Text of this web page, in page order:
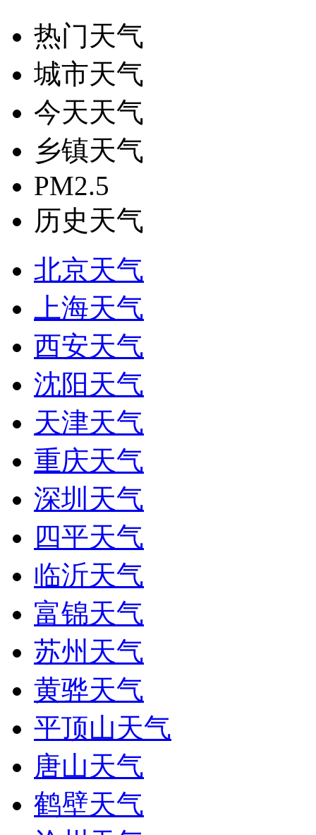
热门天气
城市天气
今天天气
乡镇天气
PM2.5
历史天气
北京天气
上海天气
西安天气
沈阳天气
天津天气
重庆天气
深圳天气
四平天气
临沂天气
富锦天气
苏州天气
黄骅天气
平顶山天气
唐山天气
鹤壁天气